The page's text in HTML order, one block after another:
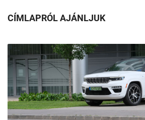
CÍMLAPRÓL AJÁNLJUK